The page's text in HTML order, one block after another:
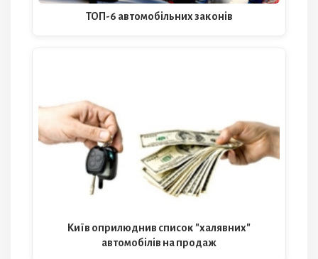
ТОП-6 автомобільних законів
Київ оприлюднив список "халявних"
автомобілів на продаж